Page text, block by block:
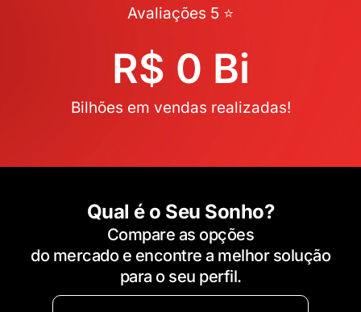
Avaliações 5 ⭐
Bilhões em vendas realizadas!
R$ 0 Bi
Qual é o Seu Sonho?
Compare as opções
do mercado e encontre a melhor solução
para o seu perfil.